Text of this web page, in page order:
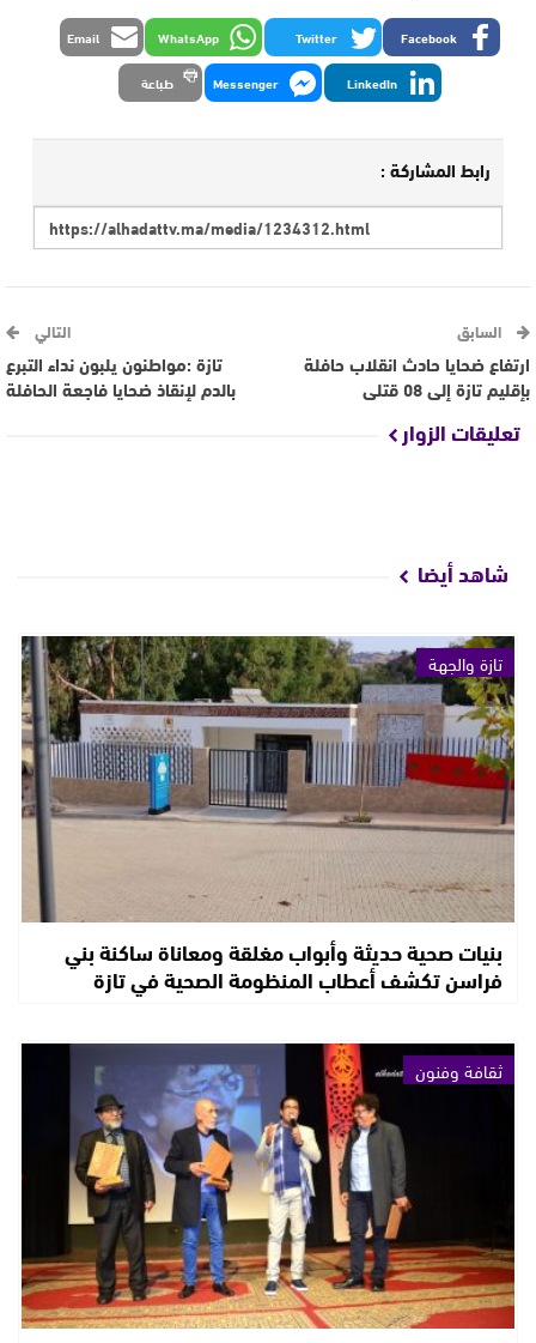
Facebook
Twitter
WhatsApp
Email
LinkedIn
Messenger طباعة
رابط المشاركة :
السابق
ارتفاع ضحايا حادث انقلاب حافلة
بإقليم تازة إلى 08 قتلى
التالي
تازة :مواطنون يلبون نداء التبرع
بالدم لإنقاذ ضحايا فاجعة الحافلة
تعليقات الزوار
شاهد أيضا
تازة والجهة
بنيات صحية حديثة وأبواب مغلقة ومعاناة ساكنة بني
فراسن تكشف أعطاب المنظومة الصحية في تازة
ثقافة وفنون